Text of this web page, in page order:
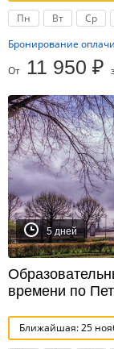
Пн Вт Ср
Бронирование
От 11 950 ₽
5 дней
времени по
Ближайшая: 25